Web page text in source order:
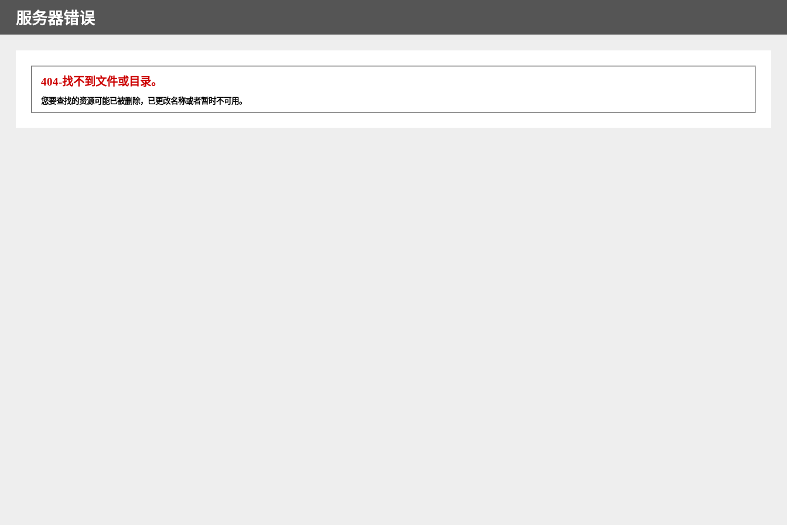
服务器错误
404-找不到文件或目录。
您要查找的资源可能已被删除，已更改名称或者暂时不可用。